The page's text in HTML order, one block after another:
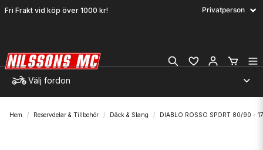
Fri Frakt vid köp över 1000 kr!
Välj fordon
Hem Reservdelar & Tillbehör Däck & Slang DIABLO ROSSO SPORT 80/90 - 17